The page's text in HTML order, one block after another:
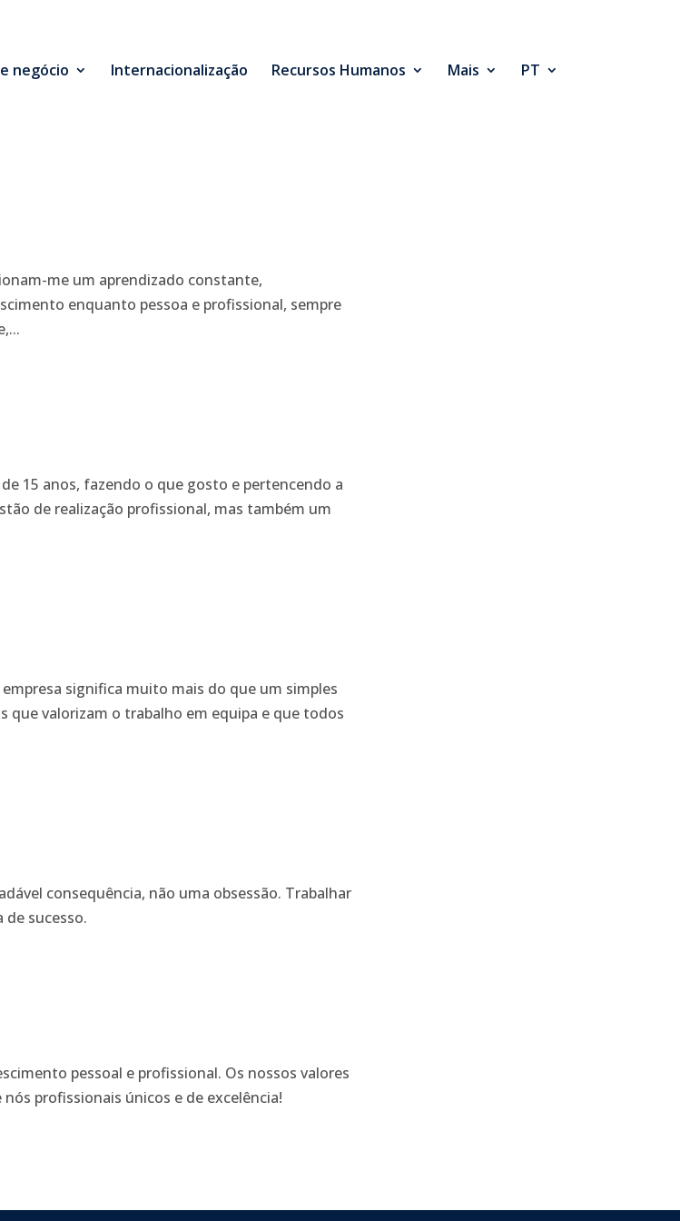
negócio Internacionalização Recursos Humanos Mais PT
me um aprendizado constante,
enquanto pessoa e profissional, sempre
15 anos, fazendo o que gosto e pertencendo a
de realização profissional, mas também um
significa muito mais do que um simples
que valorizam o trabalho em equipa e que todos
consequência, não uma obsessão. Trabalhar
sucesso.
pessoal e profissional. Os nossos valores
profissionais únicos e de excelência!